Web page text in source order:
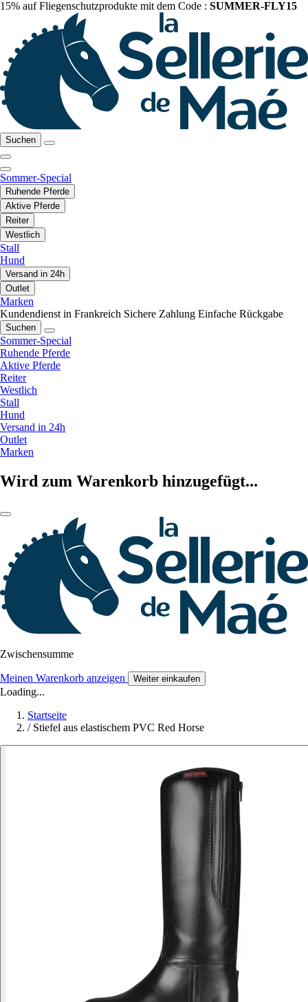
15% auf Fliegenschutzprodukte mit dem Code : SUMMER-FLY15
Suchen
Sommer-Special
Ruhende Pferde
Aktive Pferde
Reiter
Westlich
Stall
Hund
Versand in 24h
Outlet
Marken
Kundendienst in Frankreich Sichere Zahlung Einfache Rückgabe
Suchen
Sommer-Special
Ruhende Pferde
Aktive Pferde
Reiter
Westlich
Stall
Hund
Versand in 24h
Outlet
Marken
Wird zum Warenkorb hinzugefügt...
Zwischensumme
Meinen Warenkorb anzeigen Weiter einkaufen
Loading...
Startseite
/ Stiefel aus elastischem PVC Red Horse